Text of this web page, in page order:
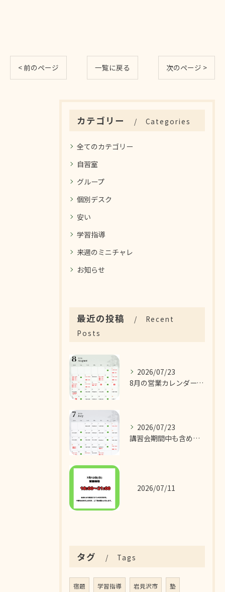
< 前のページ 一覧に戻る 次のページ >
カテゴリー Categories
全てのカテゴリー
自習室
グループ
個別デスク
安い
学習指導
来週のミニチャレ
お知らせ
最近の投稿
Recent
Posts
2026/07/23
8月の営業カレンダーです！
2026/07/23
講習会期間中も含めた7月の営業カレンダーです！
2026/07/11
タグ Tags
宿題 学習指導 岩見沢市 塾